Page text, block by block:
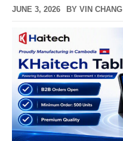
JUNE 3, 2026 BY VIN CHANG